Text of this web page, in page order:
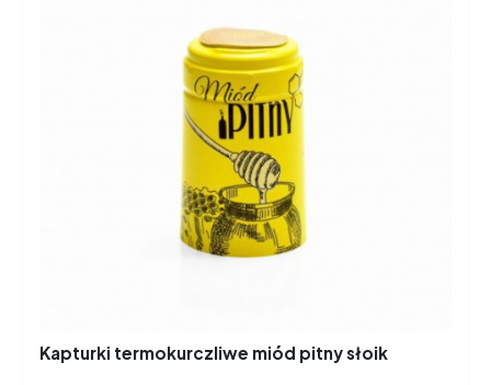
Kapturki termokurczliwe miód pitny słoik